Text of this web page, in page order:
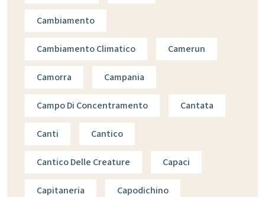
Cambiamento
Cambiamento Climatico Camerun
Camorra Campania
Campo Di Concentramento Cantata
Canti Cantico
Cantico Delle Creature Capaci
Capitaneria Capodichino